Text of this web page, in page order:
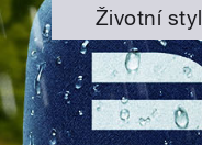
Životní styl